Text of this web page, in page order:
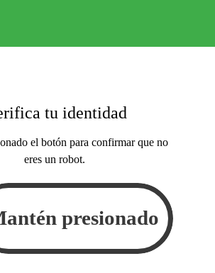
tu identidad
el botón para confirmar que no
eres un robot.